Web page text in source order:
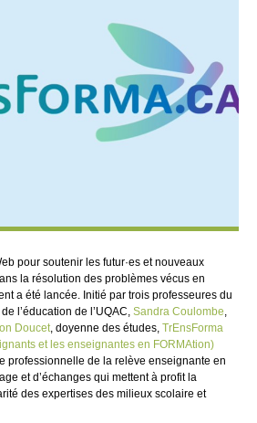
pour soutenir les futur·es et nouveaux
la résolution des problèmes vécus en
a été lancée. Initié par trois professeures du
l’éducation de l’UQAC, Sandra Coulombe,
Doucet, doyenne des études, TrEnsForma
et les enseignantes en FORMAtion)
professionnelle de la relève enseignante en
et d’échanges qui mettent à profit la
des expertises des milieux scolaire et